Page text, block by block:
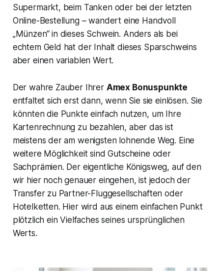
Supermarkt, beim Tanken oder bei der letzten
Online-Bestellung – wandert eine Handvoll
„Münzen“ in dieses Schwein. Anders als bei
echtem Geld hat der Inhalt dieses Sparschweins
aber einen variablen Wert.
Der wahre Zauber Ihrer Amex Bonuspunkte
entfaltet sich erst dann, wenn Sie sie einlösen. Sie
könnten die Punkte einfach nutzen, um Ihre
Kartenrechnung zu bezahlen, aber das ist
meistens der am wenigsten lohnende Weg. Eine
weitere Möglichkeit sind Gutscheine oder
Sachprämien. Der eigentliche Königsweg, auf den
wir hier noch genauer eingehen, ist jedoch der
Transfer zu Partner-Fluggesellschaften oder
Hotelketten. Hier wird aus einem einfachen Punkt
plötzlich ein Vielfaches seines ursprünglichen
Werts.